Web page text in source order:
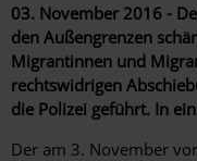
03. November 2016 -
den Außengrenzen
Migrantinnen und
rechtswidrigen
die Polizei geführt. In
Der am 3. November